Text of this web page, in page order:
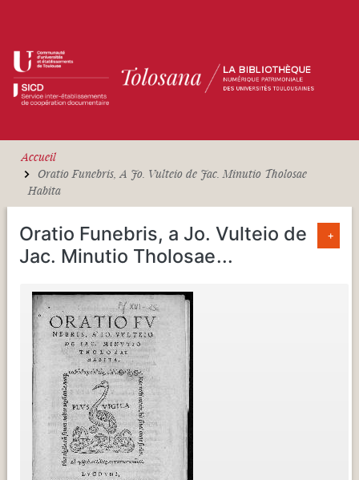
Accueil
Oratio Funebris, A Jo. Vulteio de Jac. Minutio Tholosae
Habita
Oratio Funebris, a Jo. Vulteio de
Jac. Minutio Tholosae...
+